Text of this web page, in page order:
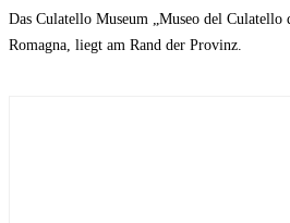
Das Culatello Museum „Museo del
Romagna, liegt am Rand der Provinz.